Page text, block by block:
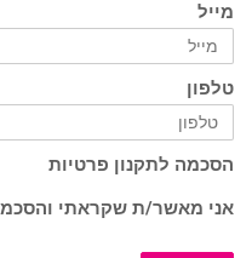
מייל
טלפון
הסכמה לתקנון פרטיות
אני מאשר/ת שקראתי